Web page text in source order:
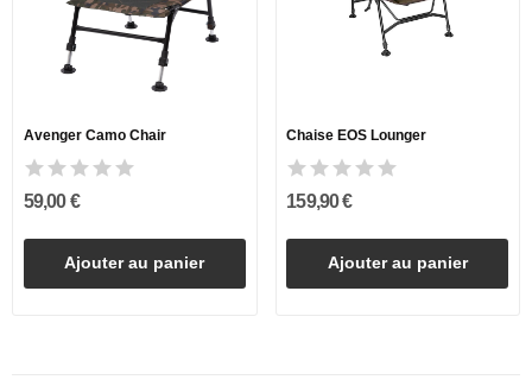
Avenger Camo Chair
59,00 €
Ajouter au panier
Chaise EOS Lounger
159,90 €
Ajouter au panier